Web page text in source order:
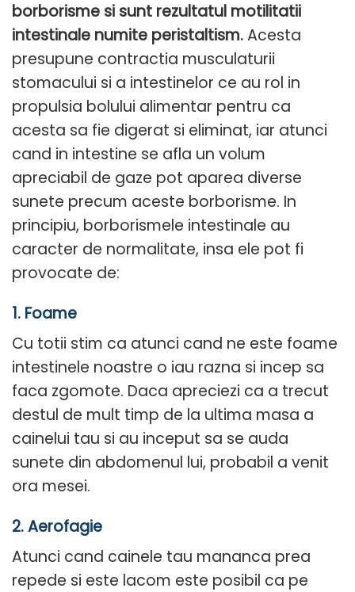
borborisme si sunt rezultatul motilitatii
intestinale numite peristaltism.Acesta
presupune contractia musculaturii
stomacului si a intestinelor ce au rol in
propulsia bolului alimentar pentru ca
acesta sa fie digerat si eliminat, iar atunci
cand in intestine se afla un volum
apreciabil de gaze pot aparea diverse
sunete precum aceste borborisme. In
principiu, borborismele intestinale au
caracter de normalitate, insa ele pot fi
provocate de:
1. Foame
Cu totii stim ca atunci cand ne este foame
intestinele noastre o iau razna si incep sa
faca zgomote. Daca apreciezi ca a trecut
destul de mult timp de la ultima masa a
cainelui tau si au inceput sa se auda
sunete din abdomenul lui, probabil a venit
ora mesei.
2. Aerofagie
Atunci cand cainele tau mananca prea
repede si este lacom este posibil ca pe